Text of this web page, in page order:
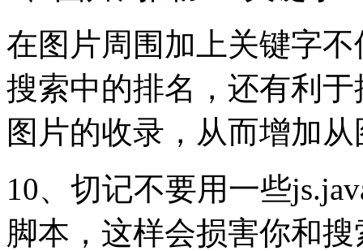
在图片周围加上关键字
搜索中的排名，还有利
图片的收录，从而增加
10、切记不要用一些
脚本，这样会损害你和